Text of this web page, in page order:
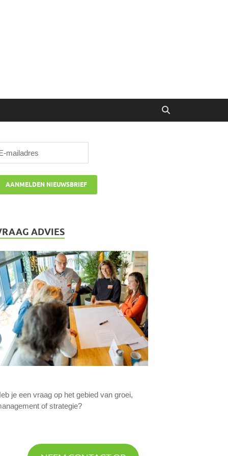
ADVIES
je een vraag op het gebied van groei,
of strategie?